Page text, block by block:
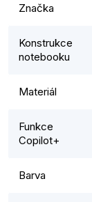
Značka
Konstrukce
notebooku
Materiál
Funkce
Copilot+
Barva